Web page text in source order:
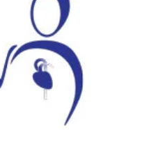
kronisk
er i medicinsk behandling
personale. Du får taget